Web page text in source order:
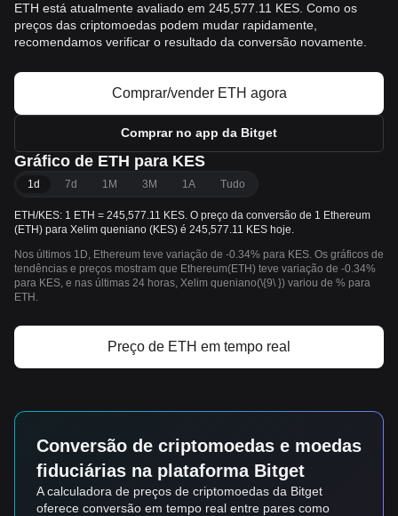
ETH está atualmente avaliado em 245,577.11 KES. Como os
preços das criptomoedas podem mudar rapidamente,
recomendamos verificar o resultado da conversão novamente.
Comprar/vender ETH agora
Comprar no app da Bitget
Gráfico de ETH para KES
1d 7d 1M 3M 1A Tudo
ETH/KES: 1 ETH = 245,577.11 KES. O preço da conversão de 1 Ethereum
(ETH) para Xelim queniano (KES) é 245,577.11 KES hoje.
Nos últimos 1D, Ethereum teve variação de -0.34% para KES. Os gráficos de
tendências e preços mostram que Ethereum(ETH) teve variação de -0.34%
para KES, e nas últimas 24 horas, Xelim queniano(\{9\ }) variou de % para
ETH.
Preço de ETH em tempo real
Conversão de criptomoedas e moedas
fiduciárias na plataforma Bitget
A calculadora de preços de criptomoedas da Bitget
oferece conversão em tempo real entre pares como